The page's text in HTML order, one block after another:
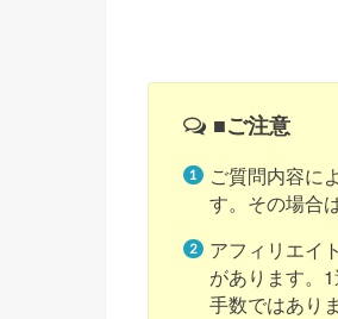
■ご注意
ご質問内容に
す。その場合
アフィリエイ
があります。
手数ではあり